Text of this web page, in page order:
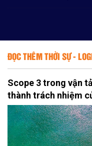
ĐỌC THÊM THỜI SỰ -
Scope 3 trong vận
thành trách nhiệm